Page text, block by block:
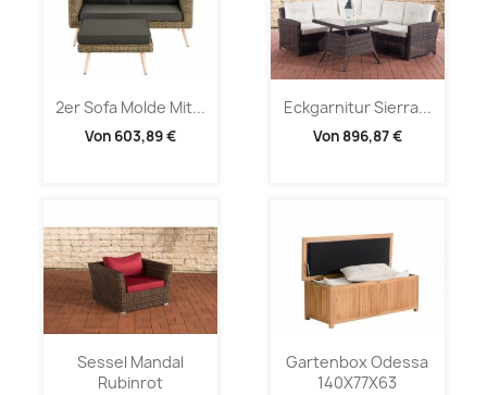
2er Sofa Molde Mit...
Von 603,89 €
Eckgarnitur Sierra...
Von 896,87 €
Sessel Mandal
Rubinrot
Gartenbox Odessa
140X77X63